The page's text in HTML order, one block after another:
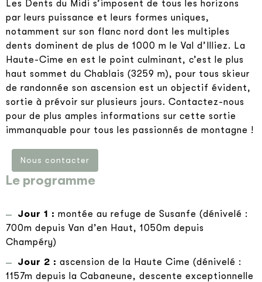
Les Dents du Midi s’imposent de tous les horizons
par leurs puissance et leurs formes uniques,
notamment sur son flanc nord dont les multiples
dents dominent de plus de 1000 m le Val d’Illiez. La
Haute-Cime en est le point culminant, c’est le plus
haut sommet du Chablais (3259 m), pour tous skieur
de randonnée son ascension est un objectif évident,
sortie à prévoir sur plusieurs jours. Contactez-nous
pour de plus amples informations sur cette sortie
immanquable pour tous les passionnés de montagne !
Nous contacter
Le programme
Jour 1 : montée au refuge de Susanfe (dénivelé :
700m depuis Van d’en Haut, 1050m depuis
Champéry)
Jour 2 : ascension de la Haute Cime (dénivelé :
1157m depuis la Cabaneune, descente exceptionnelle